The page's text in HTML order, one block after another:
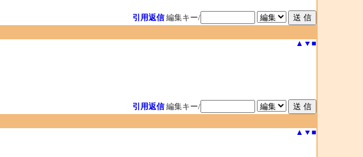
引用返信 編集キー/
▲ ▼ ■
引用返信 編集キー/
▲ ▼ ■